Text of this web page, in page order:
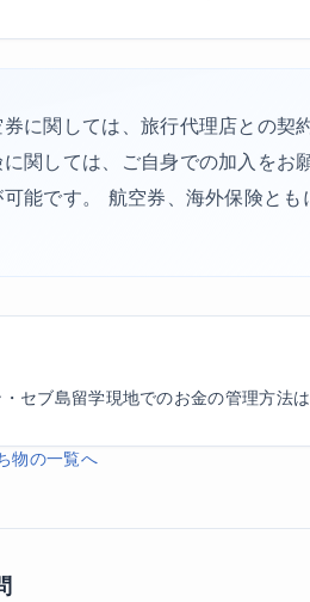
に関しては、旅行代理店との契
関しては、ご自身での加入をお
可能です。 航空券、海外保険と
セブ島留学現地でのお金の管理方法は
物の一覧へ